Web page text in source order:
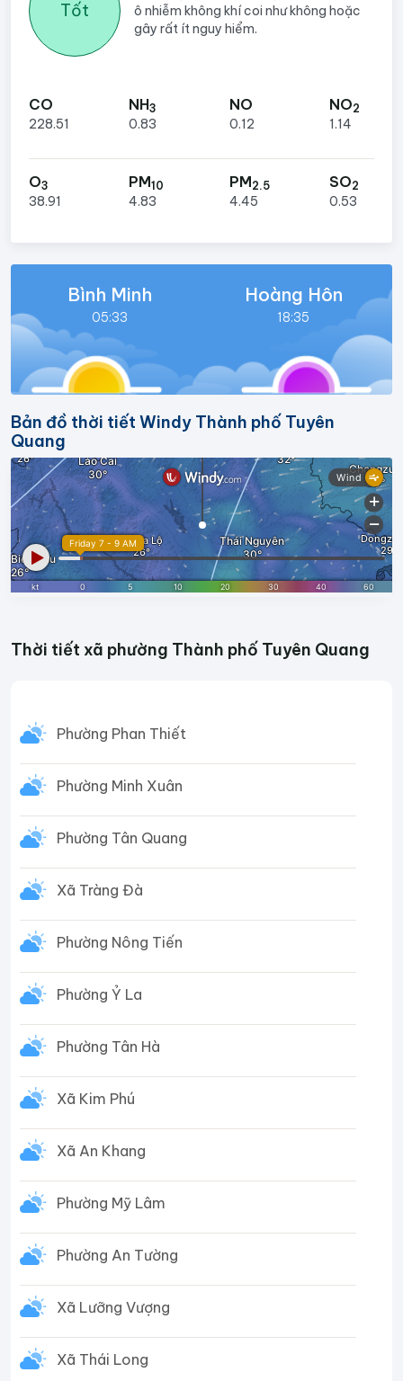
Tốt
ô nhiễm không khí coi như không hoặc
gây rất ít nguy hiểm.
CO
228.51
NH3
0.83
NO
0.12
NO2
1.14
O3
38.91
PM10
4.83
PM2.5
4.45
SO2
0.53
Bình Minh
05:33
Hoàng Hôn
18:35
Bản đồ thời tiết Windy Thành phố Tuyên
Quang
Thời tiết xã phường Thành phố Tuyên Quang
Phường Phan Thiết
Phường Minh Xuân
Phường Tân Quang
Xã Tràng Đà
Phường Nông Tiến
Phường Ỷ La
Phường Tân Hà
Xã Kim Phú
Xã An Khang
Phường Mỹ Lâm
Phường An Tường
Xã Lưỡng Vượng
Xã Thái Long